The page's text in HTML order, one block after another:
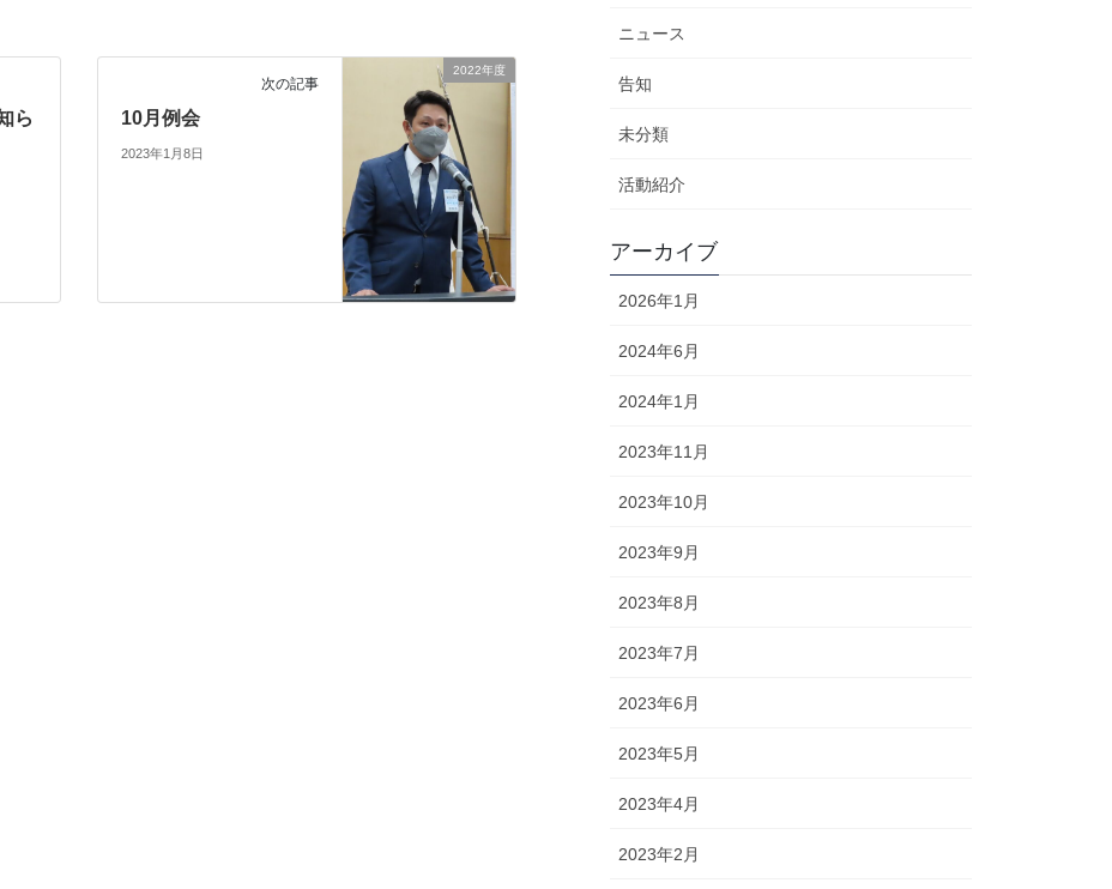
ら
2022年度
次の記事
10月例会
2023年1月8日
ニュース
告知
未分類
活動紹介
アーカイブ
2026年1月
2024年6月
2024年1月
2023年11月
2023年10月
2023年9月
2023年8月
2023年7月
2023年6月
2023年5月
2023年4月
2023年2月